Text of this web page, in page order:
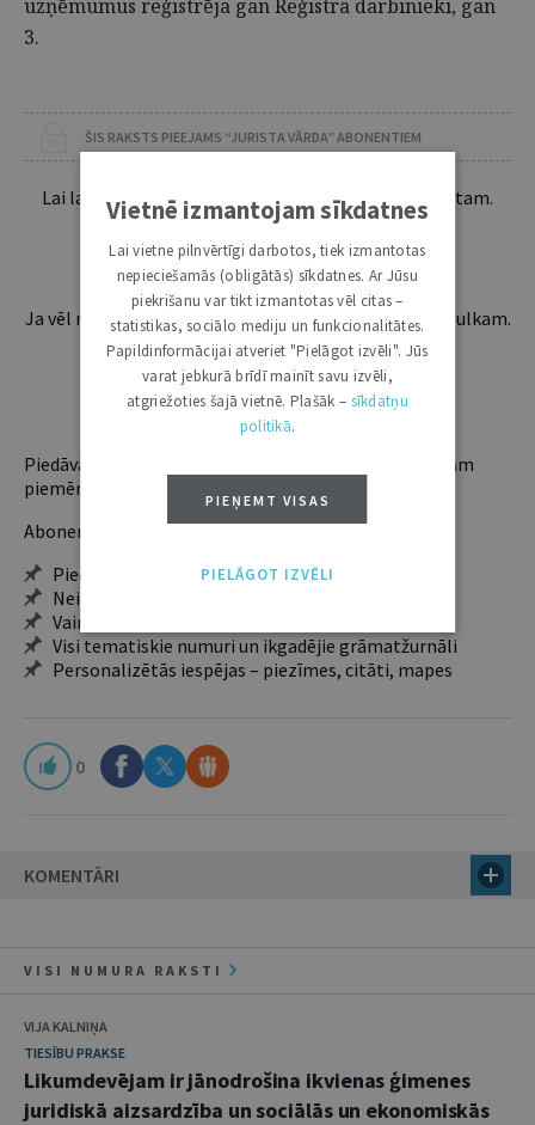
uzņēmumus reģistrēja gan Reģistra darbinieki, gan
3.
ŠIS RAKSTS PIEEJAMS “JURISTA VĀRDA” ABONENTIEM
Lai lasītu šo rakstu tālāk, Tev jābūt žurnāla abonentam.
Esošos abonentus lūdzam autorizēties:
Ja vēl neesi abonents, aicinām pievienoties lasītāju pulkam.
Iegūsi tūlītēju piekļuvi digitālajam saturam!
ABONĒT
Piedāvājam trīs abonementu veidus. Vienam lietotājam
piemērotākais ir "Mazais" (3, 6 un 12 mēnešiem).
Abonentu ieguvumi:
Pieeja jaunākajam izdevumam
Neierobežota pieeja arhīvam – 24 h/7 d.
Vairāk nekā 18 000 rakstu un 2000 autoru
Visi tematiskie numuri un ikgadējie grāmatžurnāli
Personalizētās iespējas – piezīmes, citāti, mapes
0
KOMENTĀRI
VISI NUMURA RAKSTI
VIJA KALNIŅA
TIESĪBU PRAKSE
Likumdevējam ir jānodrošina ikvienas ģimenes
juridiskā aizsardzība un sociālās un ekonomiskās
Vietnē izmantojam sīkdatnes
Lai vietne pilnvērtīgi darbotos, tiek izmantotas
nepieciešamās (obligātās) sīkdatnes. Ar Jūsu
piekrišanu var tikt izmantotas vēl citas –
statistikas, sociālo mediju un funkcionalitātes.
Papildinformācijai atveriet "Pielāgot izvēli". Jūs
varat jebkurā brīdī mainīt savu izvēli,
atgriežoties šajā vietnē. Plašāk – sīkdatņu
politikā.
PIEŅEMT VISAS
PIELĀGOT IZVĒLI